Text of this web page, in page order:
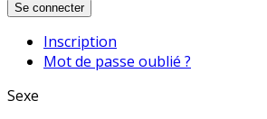
Se connecter
Inscription
Mot de passe oublié ?
Sexe